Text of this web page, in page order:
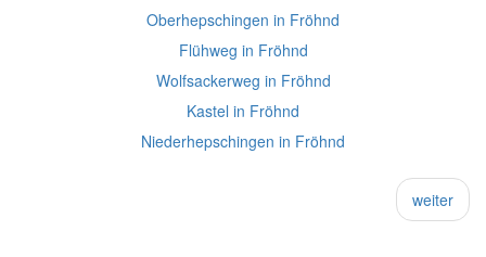
Oberhepschingen in Fröhnd
Flühweg in Fröhnd
Wolfsackerweg in Fröhnd
Kastel in Fröhnd
Niederhepschingen in Fröhnd
weiter